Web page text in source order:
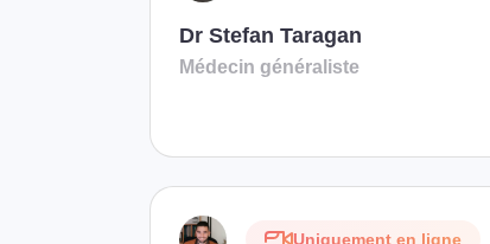
Dr Stefan Taragan
Médecin généraliste
Uniquement en ligne